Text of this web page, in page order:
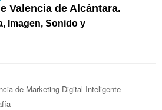
Valencia de Alcántara.
Imagen, Sonido y
de Marketing Digital Inteligente